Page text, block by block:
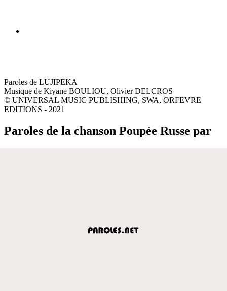
Paroles de LUJIPEKA
Musique de Kiyane BOULIOU, Olivier DELCROS
© UNIVERSAL MUSIC PUBLISHING, SWA, ORFEVRE
EDITIONS - 2021
Paroles de la chanson Poupée Russe par